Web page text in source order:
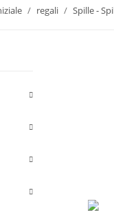
regali Spille -